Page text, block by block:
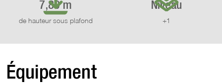
7,80 m
de hauteur sous plafond
Niveau
+1
Équipement